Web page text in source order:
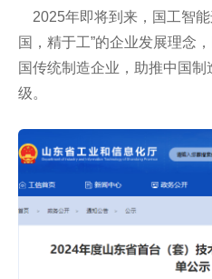
2025年即将到来，国工智能
国，精于工”的企业发展理念
国传统制造企业，助推中国
级。